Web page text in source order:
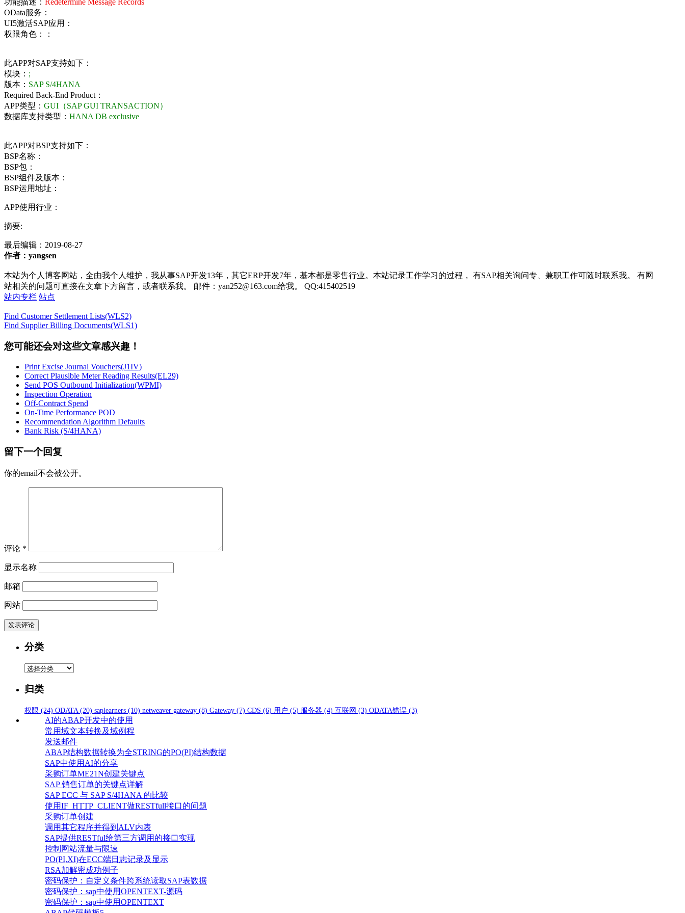
OData服务：
UI5激活SAP应用：
权限角色：：
此APP对SAP支持如下：
模块： ;
版本： SAP S/4HANA
Required Back-End Product：
APP类型： GUI（SAP GUI TRANSACTION）
数据库支持类型： HANA DB exclusive
此APP对BSP支持如下：
BSP名称：
BSP包：
BSP组件及版本：
BSP运用地址：
APP使用行业：
摘要:
最后编辑： 2019-08-27
作者：yangsen
本站为个人博客网站，全由我个人维护，我从事SAP开发13年，其它ERP开发7年，基本都是零售行业。本站记录工作学习的过程， 有SAP相关询问专、兼职工作可随时联系我。 有网
站相关的问题可直接在文章下方留言，或者联系我。 邮件：yan252@163.com给我。 QQ:415402519
站内专栏 站点
Find Customer Settlement Lists(WLS2)
Find Supplier Billing Documents(WLS1)
您可能还会对这些文章感兴趣！
Print Excise Journal Vouchers(J1IV)
Correct Plausible Meter Reading Results(EL29)
Send POS Outbound Initialization(WPMI)
Inspection Operation
Off-Contract Spend
On-Time Performance POD
Recommendation Algorithm Defaults
Bank Risk (S/4HANA)
留下一个回复
你的email不会被公开。
评论 *
显示名称
邮箱
网站
分类
分
归类
权限 (24) ODATA (20) saplearners (10) netweaver gateway (8) Gateway (7) CDS (6) 用户 (5) 服务器 (4) 互联网 (3) ODATA错误 (3)
AI的ABAP开发中的使用
常用域文本转换及域例程
发送邮件
ABAP结构数据转换为全STRING的PO(PI)结构数据
SAP中使用AI的分享
采购订单ME21N创建关键点
SAP 销售订单的关键点详解
SAP ECC 与 SAP S/4HANA 的比较
使用IF_HTTP_CLIENT做RESTfull接口的问题
采购订单创建
调用其它程序并得到ALV内表
SAP提供RESTful给第三方调用的接口实现
控制网站流量与限速
PO(PI,XI)在ECC端日志记录及显示
RSA加解密成功例子
密码保护：自定义条件跨系统读取SAP表数据
密码保护：sap中使用OPENTEXT-源码
密码保护：sap中使用OPENTEXT